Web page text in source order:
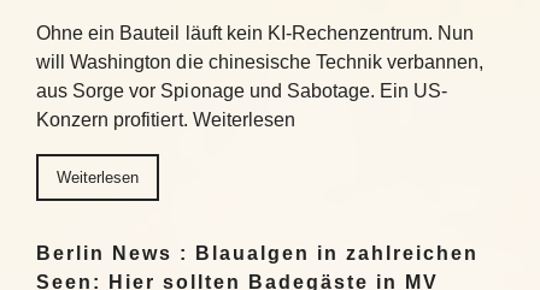
Ohne ein Bauteil läuft kein KI-Rechenzentrum. Nun
will Washington die chinesische Technik verbannen,
aus Sorge vor Spionage und Sabotage. Ein US-
Konzern profitiert. Weiterlesen
Weiterlesen
Berlin News : Blaualgen in zahlreichen
Seen: Hier sollten Badegäste in MV